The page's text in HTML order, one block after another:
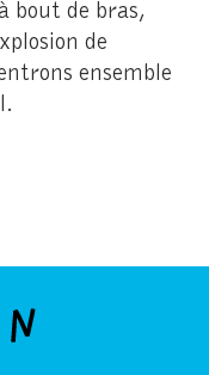
bout de bras,
de
ensemble